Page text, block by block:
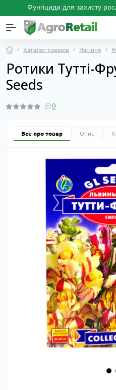
Фунгіциди для захисту
Каталог товарів Насіння
Ротики Тутті-
Seeds
0
Все про товар Опис